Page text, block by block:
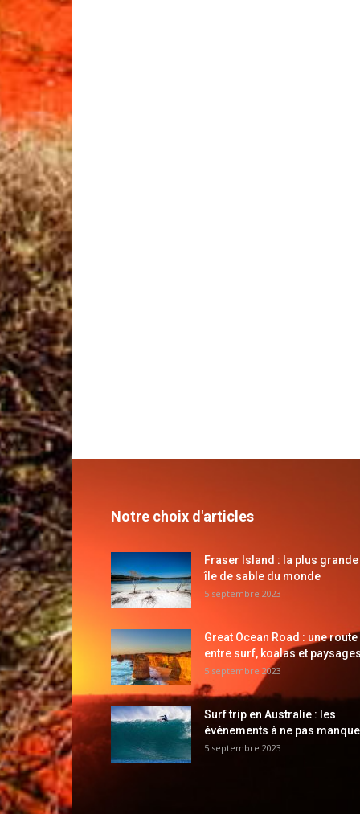
Notre choix d'articles
Fraser Island : la plus grande
île de sable du monde
5 septembre 2023
Great Ocean Road : une route
entre surf, koalas et
5 septembre 2023
Surf trip en Australie : les
événements à ne pas
5 septembre 2023